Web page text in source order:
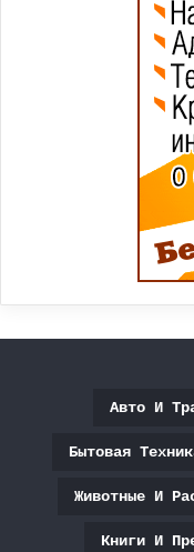
Авто И
Бытовая
Животные И
Книги И